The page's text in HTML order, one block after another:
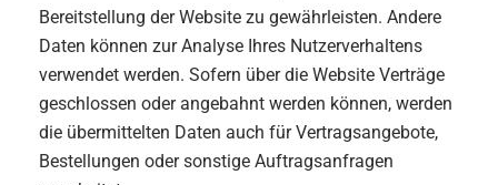
Bereitstellung der Website zu gewährleisten. Andere
Daten können zur Analyse Ihres Nutzerverhaltens
verwendet werden. Sofern über die Website Verträge
geschlossen oder angebahnt werden können, werden
die übermittelten Daten auch für Vertragsangebote,
Bestellungen oder sonstige Auftragsanfragen